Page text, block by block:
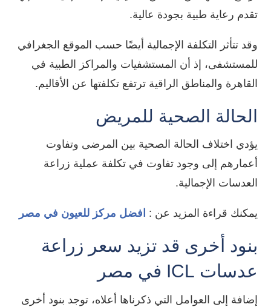
تقدم رعاية طبية بجودة عالية.
وقد تتأثر التكلفة الإجمالية أيضًا حسب الموقع الجغرافي
للمستشفى، إذ أن المستشفيات والمراكز الطبية في
القاهرة والمناطق الراقية ترتفع تكلفتها عن الأقاليم.
الحالة الصحية للمريض
يؤدي اختلاف الحالة الصحية بين المرضى وتفاوت
أعمارهم إلى وجود تفاوت في تكلفة عملية زراعة
العدسات الإجمالية.
يمكنك قراءة المزيد عن : افضل مركز للعيون في مصر
بنود أخرى قد تزيد سعر زراعة
عدسات ICL في مصر
إضافة إلى العوامل التي ذكرناها أعلاه، توجد بنود أخرى